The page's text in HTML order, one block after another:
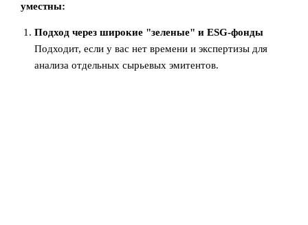
уместны:
Подход через широкие "зеленые" и ESG‑фонды
Подходит, если у вас нет времени и экспертизы для
анализа отдельных сырьевых эмитентов.